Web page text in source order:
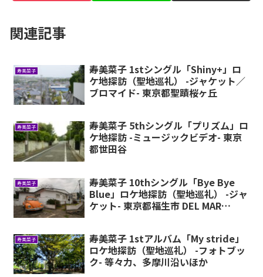
関連記事
寿美菜子
寿美菜子 1stシングル「Shiny+」ロ
ケ地探訪（聖地巡礼） -ジャケット／
ブロマイド- 東京都聖蹟桜ヶ丘
寿美菜子
寿美菜子 5thシングル「プリズム」ロ
ケ地探訪 -ミュージックビデオ- 東京
都世田谷
寿美菜子
寿美菜子 10thシングル「Bye Bye
Blue」ロケ地探訪（聖地巡礼） -ジャ
ケット- 東京都福生市 DEL MAR
寿美菜子
寿美菜子 1stアルバム「My stride」
ロケ地探訪（聖地巡礼） -フォトブッ
ク- 等々力、多摩川沿いほか